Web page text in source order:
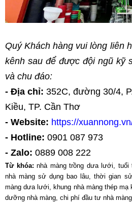
Quý Khách hàng vui lòng liên
kênh sau để được đội ngũ kỹ
và chu đáo:
- Địa chỉ: 352C, đường 30/4,
Kiều, TP. Cần Thơ
- Website: https://
- Hotline: 0901 087 973
- Zalo: 0889 008 222
Từ khóa: nhà màng trồng dưa lưới,
nhà màng sử dụng bao lâu, thời gian
màng dưa lưới, khung nhà màng thép mạ
dưỡng nhà màng, chi phí đầu tư nhà